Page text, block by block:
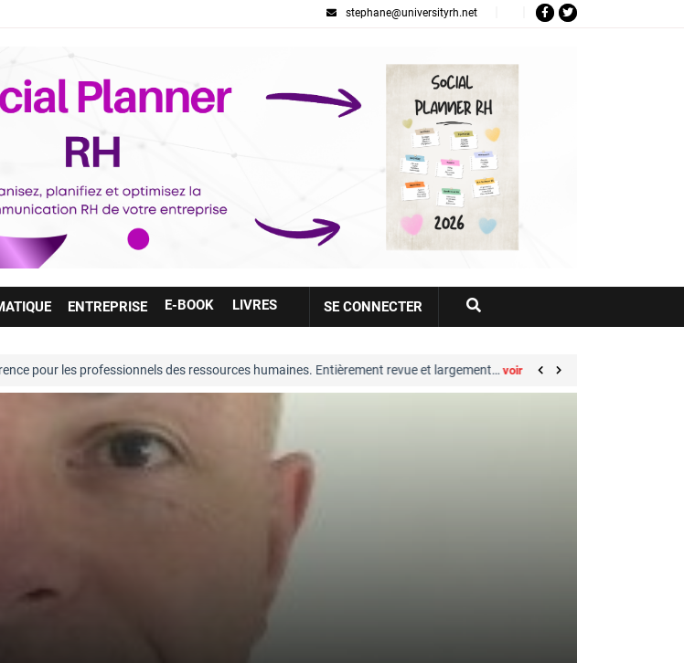
stephane@universityrh.net
ENTREPRISE E-BOOK LIVRES
Votre
compte
SE CONNECTER
des ressources humaines. Entièrement revue et largement…voir Great Place to Work®